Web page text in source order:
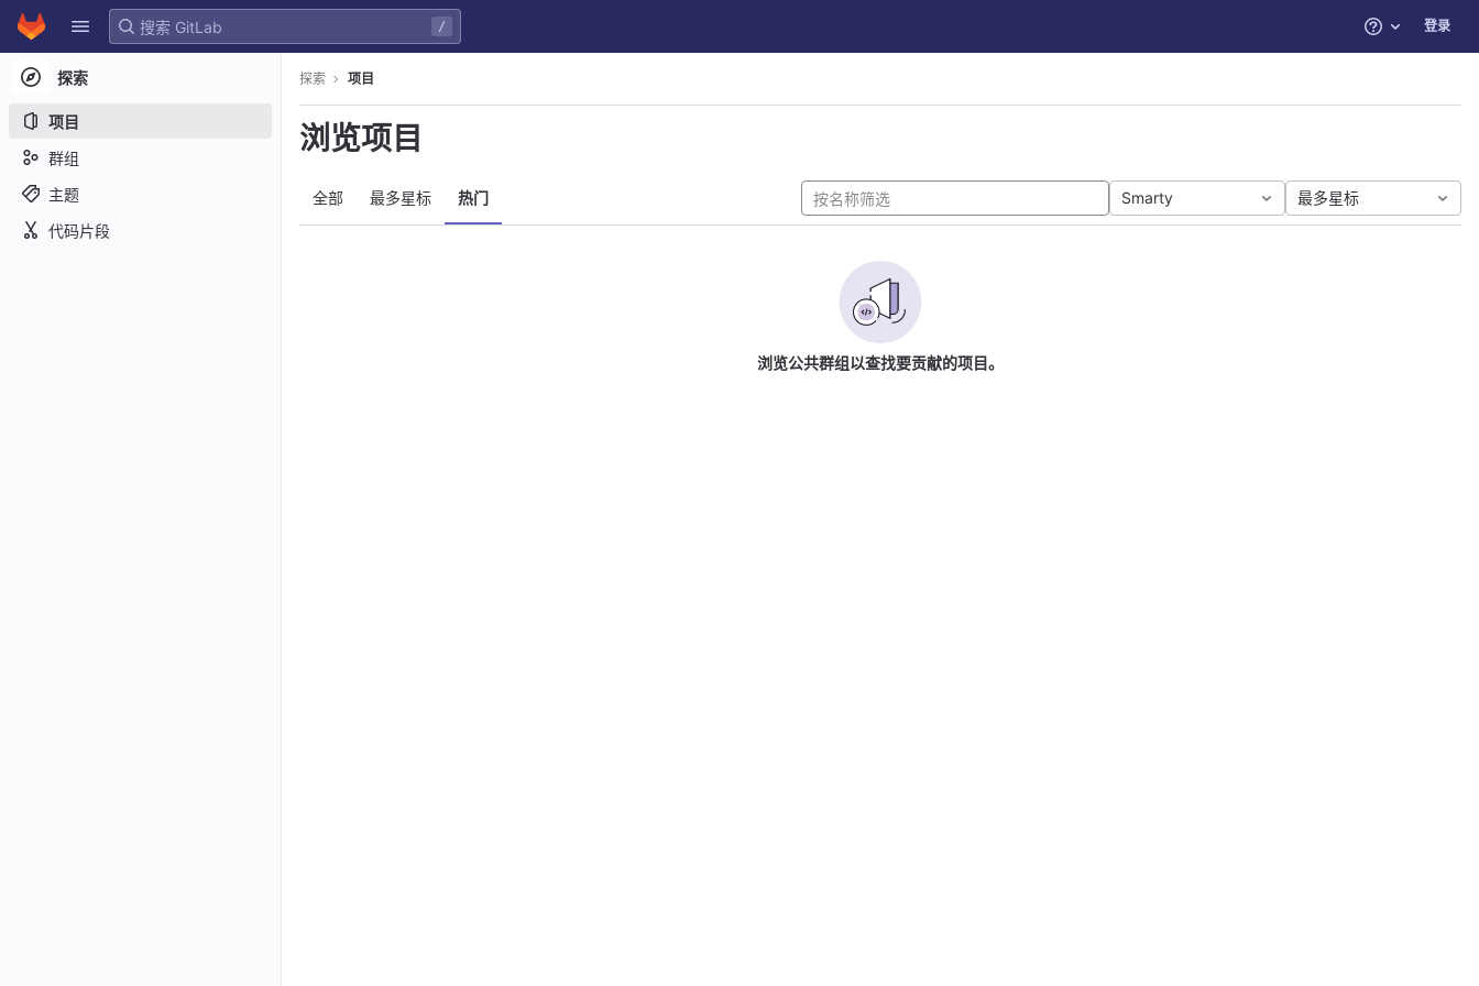
Skip to content
GitLab
/ 帮助 登录
探索
项目
群组
主题
代码片段
探索 项目
浏览项目
全部 最多星标 热门 Smarty 最多星标
浏览公共群组以查找要贡献的项目。